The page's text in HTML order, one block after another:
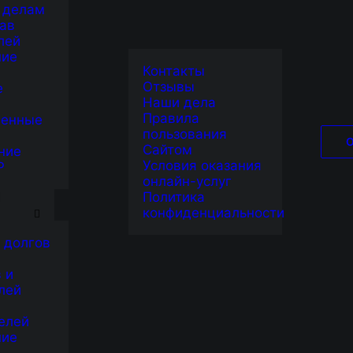
и
Контакты
Отзывы
Наши дела
Правила
пользования
Сайтом
Условия оказания
онлайн-услуг
Политика
конфиденциальности